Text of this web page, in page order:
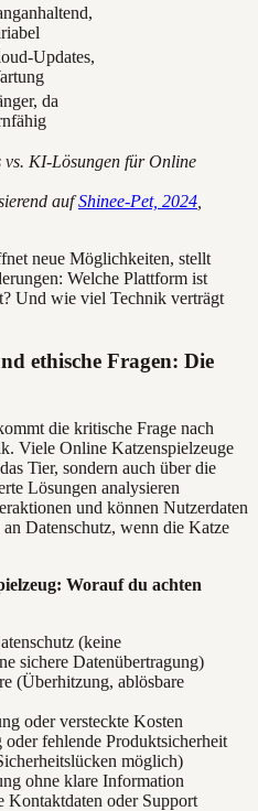
Updates,
da
vs. KI-Lösungen für Online
aufShinee-Pet, 2024
neue Möglichkeiten, stellt
Welche Plattform ist
Und wie viel Technik verträgt
ethische Fragen: Die
die kritische Frage nach
Viele Online Katzenspielzeuge
Tier, sondern auch über die
Lösungen analysieren
und können Nutzerdaten
Datenschutz, wenn die Katze
Worauf du achten
(keine
sichere Datenübertragung)
(Überhitzung, ablösbare
oder versteckte Kosten
fehlende Produktsicherheit
möglich)
ohne klare Information
Kontaktdaten oder Support